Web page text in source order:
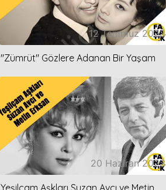
12 Temmuz 2023
''Zümrüt'' Gözlere Adanan Bir Yaşam
20 Haziran 2023
Yeşilçam Aşkları Suzan Avcı ve Metin